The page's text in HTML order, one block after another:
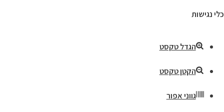
כלי נגישות
הגדל טקסט
הקטן טקסט
גווני אפור